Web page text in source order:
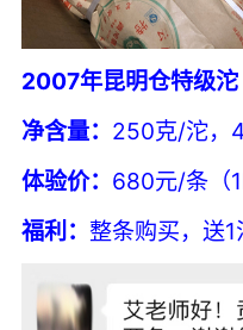
2007年昆明仓特级沱
净含量： 250克/沱，4
体验价： 680元/条（
福利： 整条购买，送1